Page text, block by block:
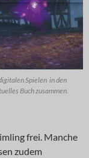
Spielen in den
Buch zusammen.
frei. Manche
zudem